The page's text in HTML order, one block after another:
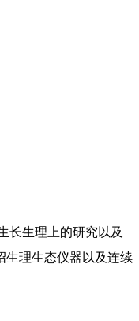
长生理上的研究以及
生理生态仪器以及连续